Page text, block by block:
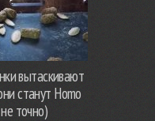
вытаскивают
станут Homo
точно)